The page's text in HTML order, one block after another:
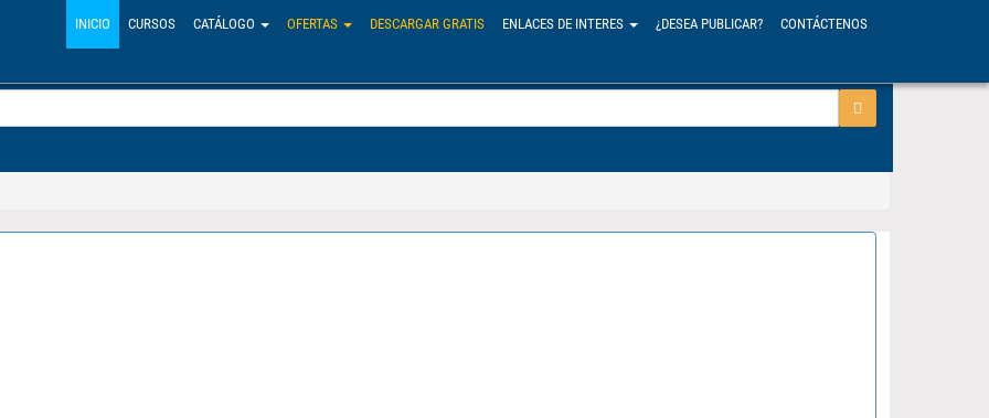
INICIO CURSOS CATÁLOGO OFERTAS DESCARGAR GRATIS ENLACES DE INTERES ¿DESEA PUBLICAR? CONTÁCTENOS